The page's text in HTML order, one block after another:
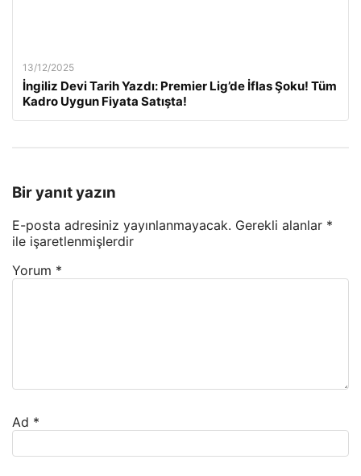
13/12/2025
İngiliz Devi Tarih Yazdı: Premier Lig’de İflas Şoku! Tüm
Kadro Uygun Fiyata Satışta!
Bir yanıt yazın
E-posta adresiniz yayınlanmayacak. Gerekli alanlar *
ile işaretlenmişlerdir
Yorum *
Ad *